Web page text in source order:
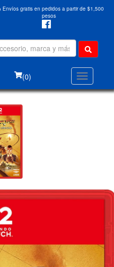
Envíos gratis en pedidos a partir de $1,500
pesos
(0)